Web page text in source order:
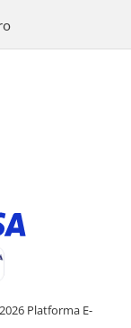
Platforma E-